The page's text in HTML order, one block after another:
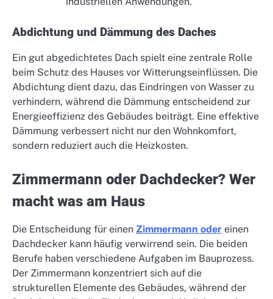
Abdichtung und Dämmung des Daches
Ein gut abgedichtetes Dach spielt eine zentrale Rolle
beim Schutz des Hauses vor Witterungseinflüssen. Die
Abdichtung dient dazu, das Eindringen von Wasser zu
verhindern, während die Dämmung entscheidend zur
Energieeffizienz des Gebäudes beiträgt. Eine effektive
Dämmung verbessert nicht nur den Wohnkomfort,
sondern reduziert auch die Heizkosten.
Zimmermann oder Dachdecker? Wer
macht was am Haus
Die Entscheidung für einen Zimmermann oder einen
Dachdecker kann häufig verwirrend sein. Die beiden
Berufe haben verschiedene Aufgaben im Bauprozess.
Der Zimmermann konzentriert sich auf die
strukturellen Elemente des Gebäudes, während der